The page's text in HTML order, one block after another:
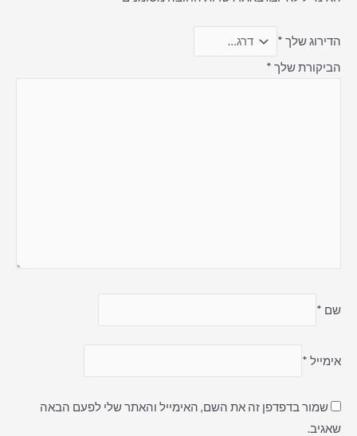
הדירוג שלך *
הביקורת שלך *
שם *
אימייל *
שמור בדפדפן זה את השם, האימייל והאתר שלי לפעם הבאה
שאגיב.